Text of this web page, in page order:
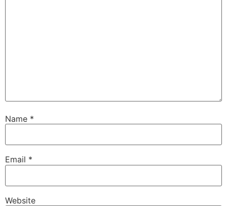
Name *
Email *
Website